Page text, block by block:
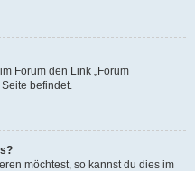
Forum den Link „Forum
befindet.
möchtest, so kannst du dies im